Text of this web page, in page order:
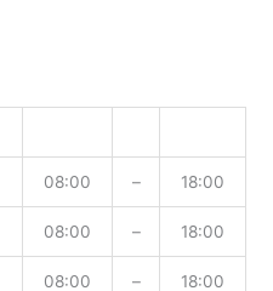
08:00 – 18:00
08:00 – 18:00
08:00 – 18:00